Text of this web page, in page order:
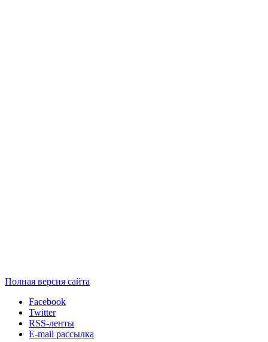
Полная версия сайта
Facebook
Twitter
RSS-ленты
E-mail рассылка